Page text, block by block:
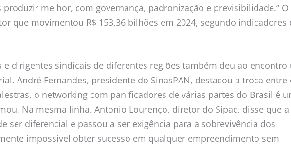
melhor, com governança, padronização e previsibilidade.” O
que movimentou R$ 153,36 bilhões em 2024, segundo indicadores
e dirigentes sindicais de diferentes regiões também deu ao encontro
André Fernandes, presidente do SinasPAN, destacou a troca entre
o networking com panificadores de várias partes do Brasil é
Na mesma linha, Antonio Lourenço, diretor do Sipac, disse que a
ser diferencial e passou a ser exigência para a sobrevivência dos
impossível obter sucesso em qualquer empreendimento sem